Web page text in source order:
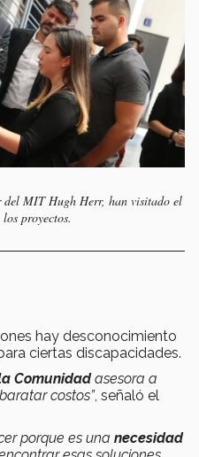
del MIT Hugh Herr, han visitado el
proyectos.
hay desconocimiento
ciertas discapacidades.
Comunidadasesora a
costos”, señaló el
porque es una necesidad